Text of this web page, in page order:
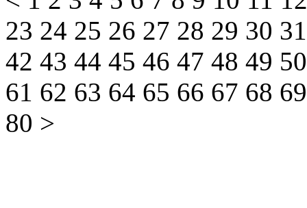
23 24 25 26 27 28 29 30
42 43 44 45 46 47 48 49
61 62 63 64 65 66 67 68
80 >